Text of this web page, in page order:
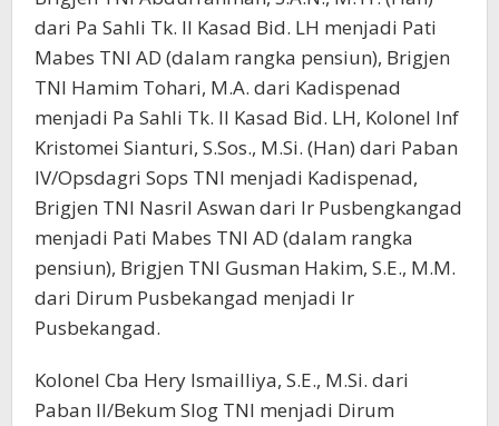
dari Pa Sahli Tk. II Kasad Bid. LH menjadi Pati
Mabes TNI AD (dalam rangka pensiun), Brigjen
TNI Hamim Tohari, M.A. dari Kadispenad
menjadi Pa Sahli Tk. II Kasad Bid. LH, Kolonel Inf
Kristomei Sianturi, S.Sos., M.Si. (Han) dari Paban
IV/Opsdagri Sops TNI menjadi Kadispenad,
Brigjen TNI Nasril Aswan dari Ir Pusbengkangad
menjadi Pati Mabes TNI AD (dalam rangka
pensiun), Brigjen TNI Gusman Hakim, S.E., M.M.
dari Dirum Pusbekangad menjadi Ir
Pusbekangad.
Kolonel Cba Hery Ismailliya, S.E., M.Si. dari
Paban II/Bekum Slog TNI menjadi Dirum